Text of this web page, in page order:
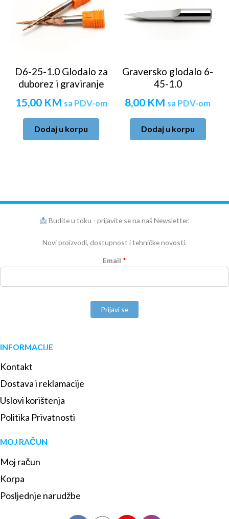
D6-25-1.0 Glodalo za
duborez i graviranje
15,00 KM sa PDV-om
Dodaj u korpu
Graversko glodalo 6-
45-1.0
8,00 KM sa PDV-om
Dodaj u korpu
Budite u toku - prijavite se na naš Newsletter.
Novi proizvodi, dostupnost i tehničke novosti.
Email *
Prijavi se
INFORMACIJE
Kontakt
Dostava i reklamacije
Uslovi korištenja
Politika Privatnosti
MOJ RAČUN
Moj račun
Korpa
Posljednje narudžbe